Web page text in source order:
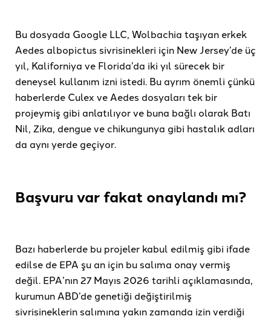
Bu dosyada Google LLC, Wolbachia taşıyan erkek
Aedes albopictus sivrisinekleri için New Jersey’de üç
yıl, Kaliforniya ve Florida’da iki yıl sürecek bir
deneysel kullanım izni istedi. Bu ayrım önemli çünkü
haberlerde Culex ve Aedes dosyaları tek bir
projeymiş gibi anlatılıyor ve buna bağlı olarak Batı
Nil, Zika, dengue ve chikungunya gibi hastalık adları
da aynı yerde geçiyor.
Başvuru var fakat onaylandı mı?
Bazı haberlerde bu projeler kabul edilmiş gibi ifade
edilse de EPA şu an için bu salıma onay vermiş
değil. EPA’nın 27 Mayıs 2026 tarihli açıklamasında,
kurumun ABD’de genetiği değiştirilmiş
sivrisineklerin salımına yakın zamanda izin verdiği